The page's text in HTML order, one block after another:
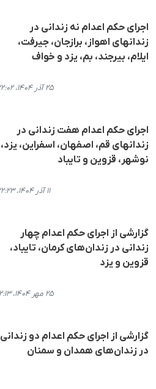
اجرای حکم اعدام نە زندانی در
زندانهای اهواز، برازجان، جیرفت،
ایلام، بیرجند، بم، یزد و خواف
۲۵ آذر ۱۴۰۴، ۲۲:۰۲
اجرای حکم اعدام هفت زندانی در
زندانهای قم، اصفهان، اسفراین، یزد،
نوشهر، قزوین و تایباد
۱۱ آذر ۱۴۰۴، ۲۲:۲۳
گزارشی از اجرای حکم اعدام چهار
زندانی در زندان‌های کرمان، تایباد،
قزوین و یزد
۲۵ مهر ۱۴۰۴، ۱۲:۱۳
گزارشی از اجرای حکم اعدام دو زندانی
در زندان‌های همدان و سمنان